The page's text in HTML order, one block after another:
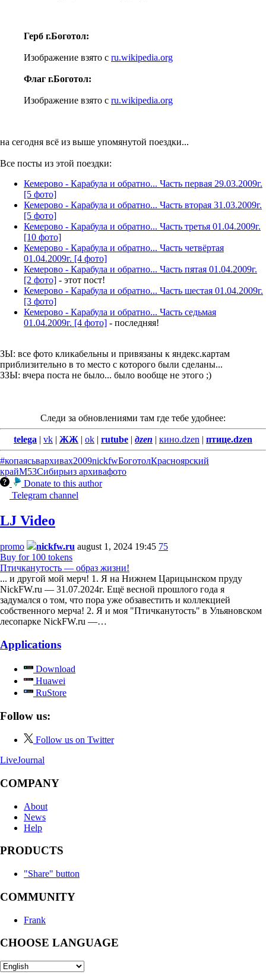
Герб г.Боготол:
Изображение взято с ru.wikipedia.org
Флаг г.Боготол:
Изображение взято с ru.wikipedia.org
на сегодня всё из выше упомянутой поездки...
Все посты из этой поездки:
Кемерово - Карабула и обратно... Часть первая 29.03.2009г.
[5 фото]
Кемерово - Карабула и обратно... Часть вторая 31.03.2009г.
[5 фото]
Кемерово - Карабула и обратно... Часть третья 01.04.2009г.
[10 фото]
Кемерово - Карабула и обратно... Часть четвёртая
01.04.2009г. [4 фото]
Кемерово - Карабула и обратно... Часть пятая 01.04.2009г.
[2 фото] - этот пост!
Кемерово - Карабула и обратно... Часть шестая 01.04.2009г.
[3 фото]
Кемерово - Карабула и обратно... Часть седьмая
01.04.2009г. [4 фото] - последняя!
ЗЫ: все фото кликабельны и привязаны к яндекс.картам
приблизительно в то место с которого были сделаны...
ЗЗЫ: вчера поста не было... было вообще не этого ;)
Следи за обновлениями там где тебе удобнее:
telega | vk | ЖЖ | ok | rutube | дzen | кино.dzen | птице.dzen
#копаясьвархивах2009nickfwБоготолКрасноярский
крайМ53Сибирьиз архивафото
Donate to this author
Telegram channel
LJ Video
promo nickfw.ru august 1, 2024 19:45 75
Buy for 100 tokens
Птичканутость — образ жизни!
... и другой мой мерч! 1. Я на Нижнем Царицынском пруду
NickFW.ru — 31.07.2024г. Ещё весной прошлого года я
задумался о том, что пора уже обзавестить и коллекцией
собственного мерча! 2. Я и моя "Птичканутость" в Ульяновском
лесопарке NickFW.ru —…
Applications
Download
Huawei
RuStore
Follow us:
Follow us on Twitter
LiveJournal
COMPANY
About
News
Help
PRODUCTS
"Share" button
COMMUNITY
Frank
CHOOSE LANGUAGE